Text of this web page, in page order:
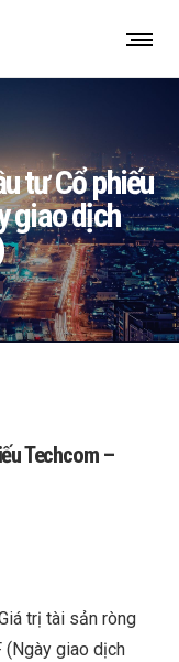
tư Cổ phiếu
giao dịch
Techcom –
trị tài sản ròng
(Ngày giao dịch